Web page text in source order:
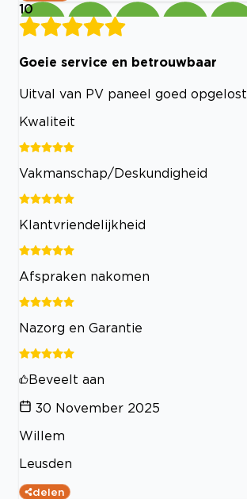
10
Goeie service en betrouwbaar
Uitval van PV paneel goed opgelost
Kwaliteit
Vakmanschap/Deskundigheid
Klantvriendelijkheid
Afspraken nakomen
Nazorg en Garantie
Beveelt aan
30 November 2025
Willem
Leusden
delen